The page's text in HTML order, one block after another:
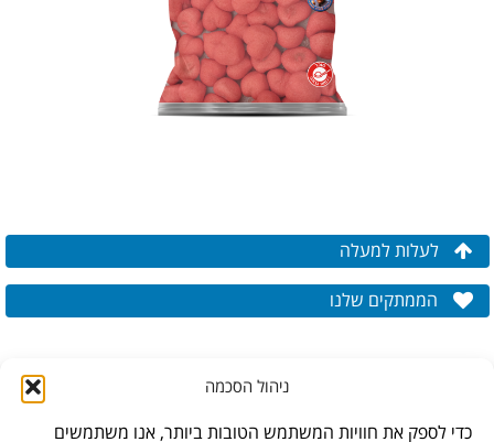
ניהול הסכמה
כדי לספק את חוויות המשתמש הטובות ביותר, אנו משתמשים
לעלות למעלה
הממתקים שלנו